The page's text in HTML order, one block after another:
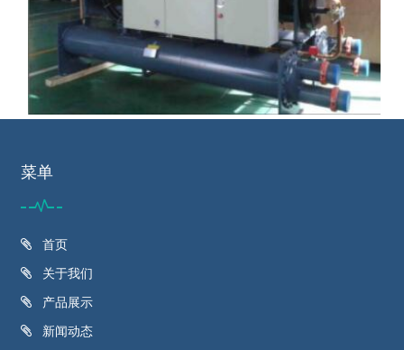
菜单
首页
关于我们
产品展示
新闻动态